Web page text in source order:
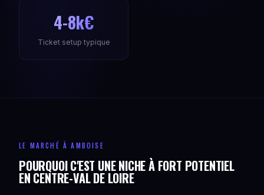
4-8k€
Ticket setup typique
LE MARCHÉ À AMBOISE
POURQUOI C'EST UNE NICHE À FORT POTENTIEL
EN CENTRE-VAL DE LOIRE